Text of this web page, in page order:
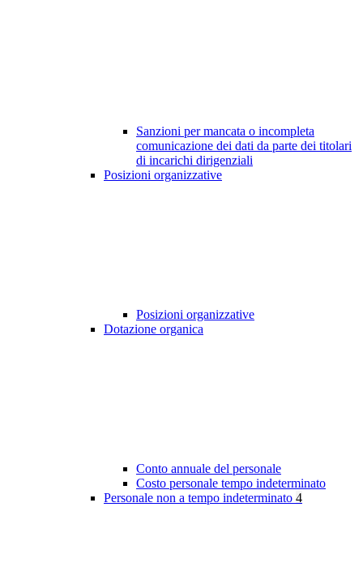
Sanzioni per mancata o incompleta
comunicazione dei dati da parte dei titolari
di incarichi dirigenziali
Posizioni organizzative
Posizioni organizzative
Dotazione organica
Conto annuale del personale
Costo personale tempo indeterminato
Personale non a tempo indeterminato 4